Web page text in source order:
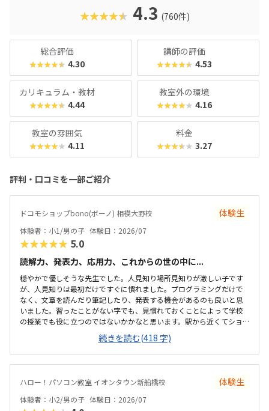
★★★★★ 4.3 (760件)
総合評価
★★★★★ 4.30
講師の評価
★★★★★ 4.53
カリキュラム・教材
★★★★★ 4.44
教室外の環境
★★★★★ 4.16
教室の雰囲気
★★★★★ 4.11
料金
★★★★★ 3.27
評判・口コミを一部ご紹介
ドコモショップbono(ボーノ) 相模大野校 体験生
体験者：小1/男の子 体験日：2026/07
★★★★★ 5.0
読解力、発表力、応用力、これからの世の中に...
穏やかで優しそうな先生でした。人見知り場所見知りが激しい子です
が、人見知りは最初だけですぐに慣れました。プログラミングだけで
なく、文章を読んだり筆記したり、発表する機会があるのも良いと思
いました。習ったことがない字でも、見慣れておくことによって学校
の授業でも役に立つのではないかかなと思います。駅から近くてショ
ッピングモールの中にあるので便利です。車で来ても授業分の駐車券
は付けてくれるそうです。ドコモショップ内なので音が気になるかと
思いましたが、扉を閉めればそんなに気になりませんでした。一面ガ
ラスなので程よい解放感で授業の様子が見れます。プログラミング教
プライベートでも使えるからいいかな、と思ってます。学校で使って
いるパソコンはタッチパネルタイプなので、キーボードは打てるかな
と心配でしたが、すぐに慣れました。コマンド１つでた...
続きを読む(418 字)
ハロー！パソコン教室 イオンタウン新船橋校 体験生
体験者：小2/男の子 体験日：2026/07